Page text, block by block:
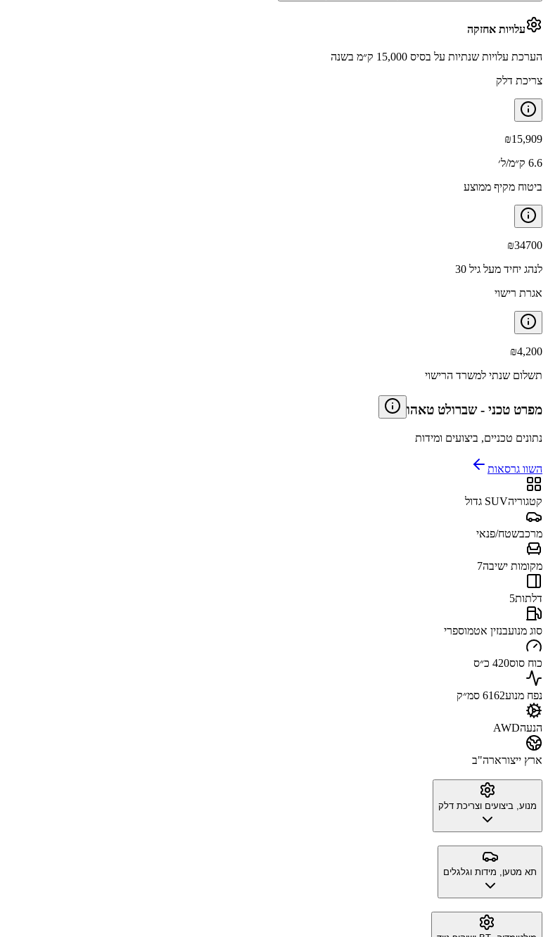
עלויות אחזקה
הערכת עלויות שנתיות על בסיס 15,000 ק״מ בשנה
צריכת דלק
₪15,909
6.6 ק״מ/ל׳
ביטוח מקיף ממוצע
₪34700
לנהג יחיד מעל גיל 30
אגרת רישוי
₪4,200
תשלום שנתי למשרד הרישוי
מפרט טכני - שברולט טאהו
נתונים טכניים, ביצועים ומידות
השוו גרסאות
קטגוריהSUV גדול
מרכבשטח/פנאי
מקומות ישיבה7
דלתות5
סוג מנועבנזין אטמוספרי
כוח סוס420 כ״ס
נפח מנוע6162 סמ״ק
הנעהAWD
ארץ ייצורארה"ב
מנוע, ביצועים וצריכת דלק
תא מטען, מידות וגלגלים